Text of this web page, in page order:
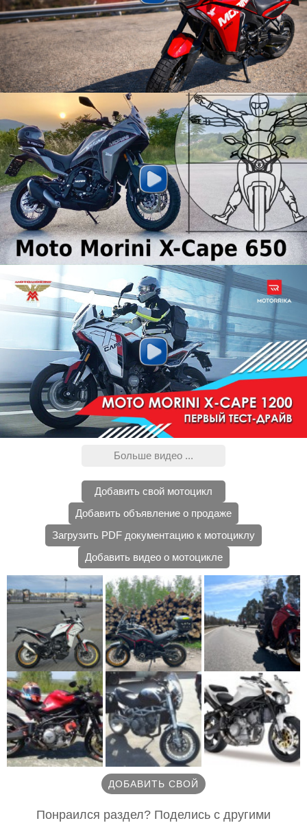
Больше видео ...
Добавить свой мотоцикл
Добавить объявление о продаже
Загрузить PDF документацию к мотоциклу
Добавить видео о мотоцикле
ДОБАВИТЬ СВОЙ
Понраился раздел? Поделись с другими